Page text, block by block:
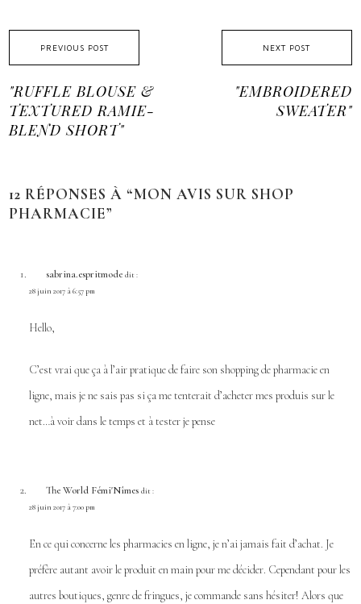
PREVIOUS POST
"RUFFLE BLOUSE &
TEXTURED RAMIE-
BLEND SHORT"
NEXT POST
"EMBROIDERED
SWEATER"
12 RÉPONSES À “MON AVIS SUR SHOP
PHARMACIE”
sabrina.espritmode dit :
28 juin 2017 à 6:57 pm
Hello,
C’est vrai que ça à l’air pratique de faire son shopping de pharmacie en
ligne, mais je ne sais pas si ça me tenterait d’acheter mes produis sur le
net…à voir dans le temps et à tester je pense
The World Fémi'Nîmes dit :
28 juin 2017 à 7:00 pm
En ce qui concerne les pharmacies en ligne, je n’ai jamais fait d’achat. Je
préfère autant avoir le produit en main pour me décider. Cependant pour les
autres boutiques, genre de fringues, je commande sans hésiter! Alors que